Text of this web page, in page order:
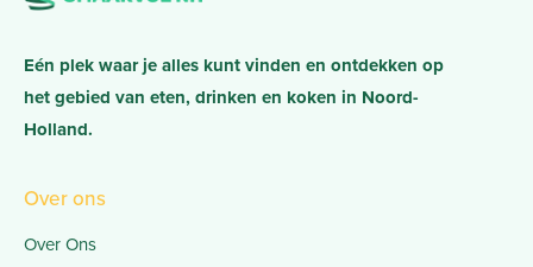
Eén plek waar je alles kunt vinden en ontdekken op
het gebied van eten, drinken en koken in Noord-
Holland.
Over ons
Over Ons